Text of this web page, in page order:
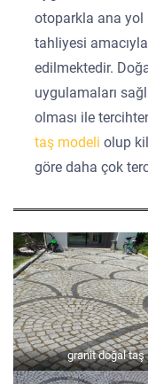
otoparkla ana yol
tahliyesi
edilmektedir.
uygulamaları
olması ile
taş modeliolup
göre daha çok
granit doğal taş